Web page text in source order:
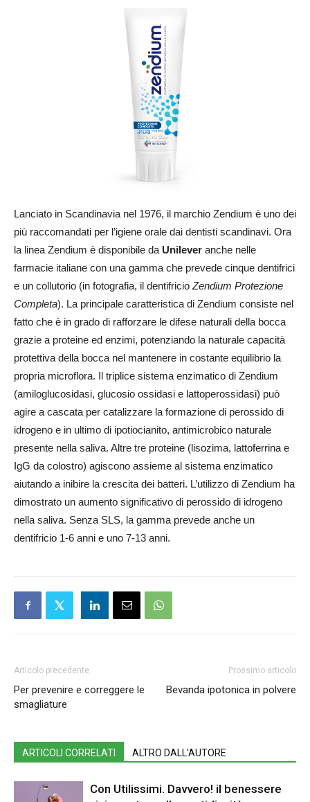
Lanciato in Scandinavia nel 1976, il marchio Zendium è uno dei
più raccomandati per l’igiene orale dai dentisti scandinavi. Ora
la linea Zendium è disponibile da Unilever anche nelle
farmacie italiane con una gamma che prevede cinque dentifrici
e un collutorio (in fotografia, il dentifricio Zendium Protezione
Completa). La principale caratteristica di Zendium consiste nel
fatto che è in grado di rafforzare le difese naturali della bocca
grazie a proteine ed enzimi, potenziando la naturale capacità
protettiva della bocca nel mantenere in costante equilibrio la
propria microflora. Il triplice sistema enzimatico di Zendium
(amiloglucosidasi, glucosio ossidasi e lattoperossidasi) può
agire a cascata per catalizzare la formazione di perossido di
idrogeno e in ultimo di ipotiocianito, antimicrobico naturale
presente nella saliva. Altre tre proteine (lisozima, lattoferrina e
IgG da colostro) agiscono assieme al sistema enzimatico
aiutando a inibire la crescita dei batteri. L’utilizzo di Zendium ha
dimostrato un aumento significativo di perossido di idrogeno
nella saliva. Senza SLS, la gamma prevede anche un
dentifricio 1-6 anni e uno 7-13 anni.
Articolo precedente
Per prevenire e correggere le
smagliature
Prossimo articolo
Bevanda ipotonica in polvere
ARTICOLI CORRELATI ALTRO DALL'AUTORE
Con Utilissimi. Davvero! il benessere